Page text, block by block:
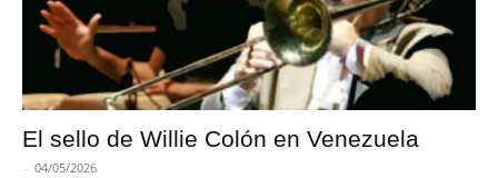
El sello de Willie Colón en Venezuela
- 04/05/2026